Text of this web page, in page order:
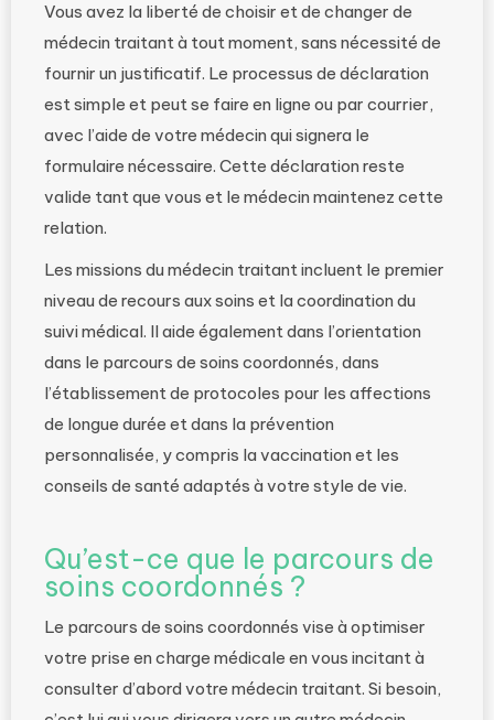
Vous avez la liberté de choisir et de changer de
médecin traitant à tout moment, sans nécessité de
fournir un justificatif. Le processus de déclaration
est simple et peut se faire en ligne ou par courrier,
avec l’aide de votre médecin qui signera le
formulaire nécessaire. Cette déclaration reste
valide tant que vous et le médecin maintenez cette
relation.
Les missions du médecin traitant incluent le premier
niveau de recours aux soins et la coordination du
suivi médical. Il aide également dans l’orientation
dans le parcours de soins coordonnés, dans
l’établissement de protocoles pour les affections
de longue durée et dans la prévention
personnalisée, y compris la vaccination et les
conseils de santé adaptés à votre style de vie.
Qu’est-ce que le parcours de
soins coordonnés ?
Le parcours de soins coordonnés vise à optimiser
votre prise en charge médicale en vous incitant à
consulter d’abord votre médecin traitant. Si besoin,